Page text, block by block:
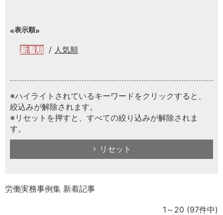
表示順
新着順 人気順
※ハイライトされているキーワードをクリックすると、
絞込みが解除されます。
※リセットを押すと、すべての絞り込みが解除されま
す。
リセット
労働実務事例集 新着記事
1～20 (97件中)